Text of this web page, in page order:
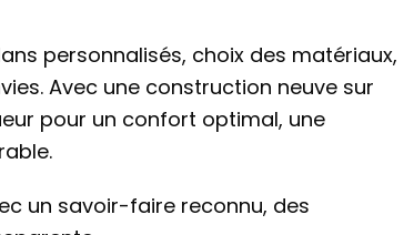
personnalisés, choix des matériaux,
Avec une construction neuve sur
pour un confort optimal, une
un savoir-faire reconnu, des